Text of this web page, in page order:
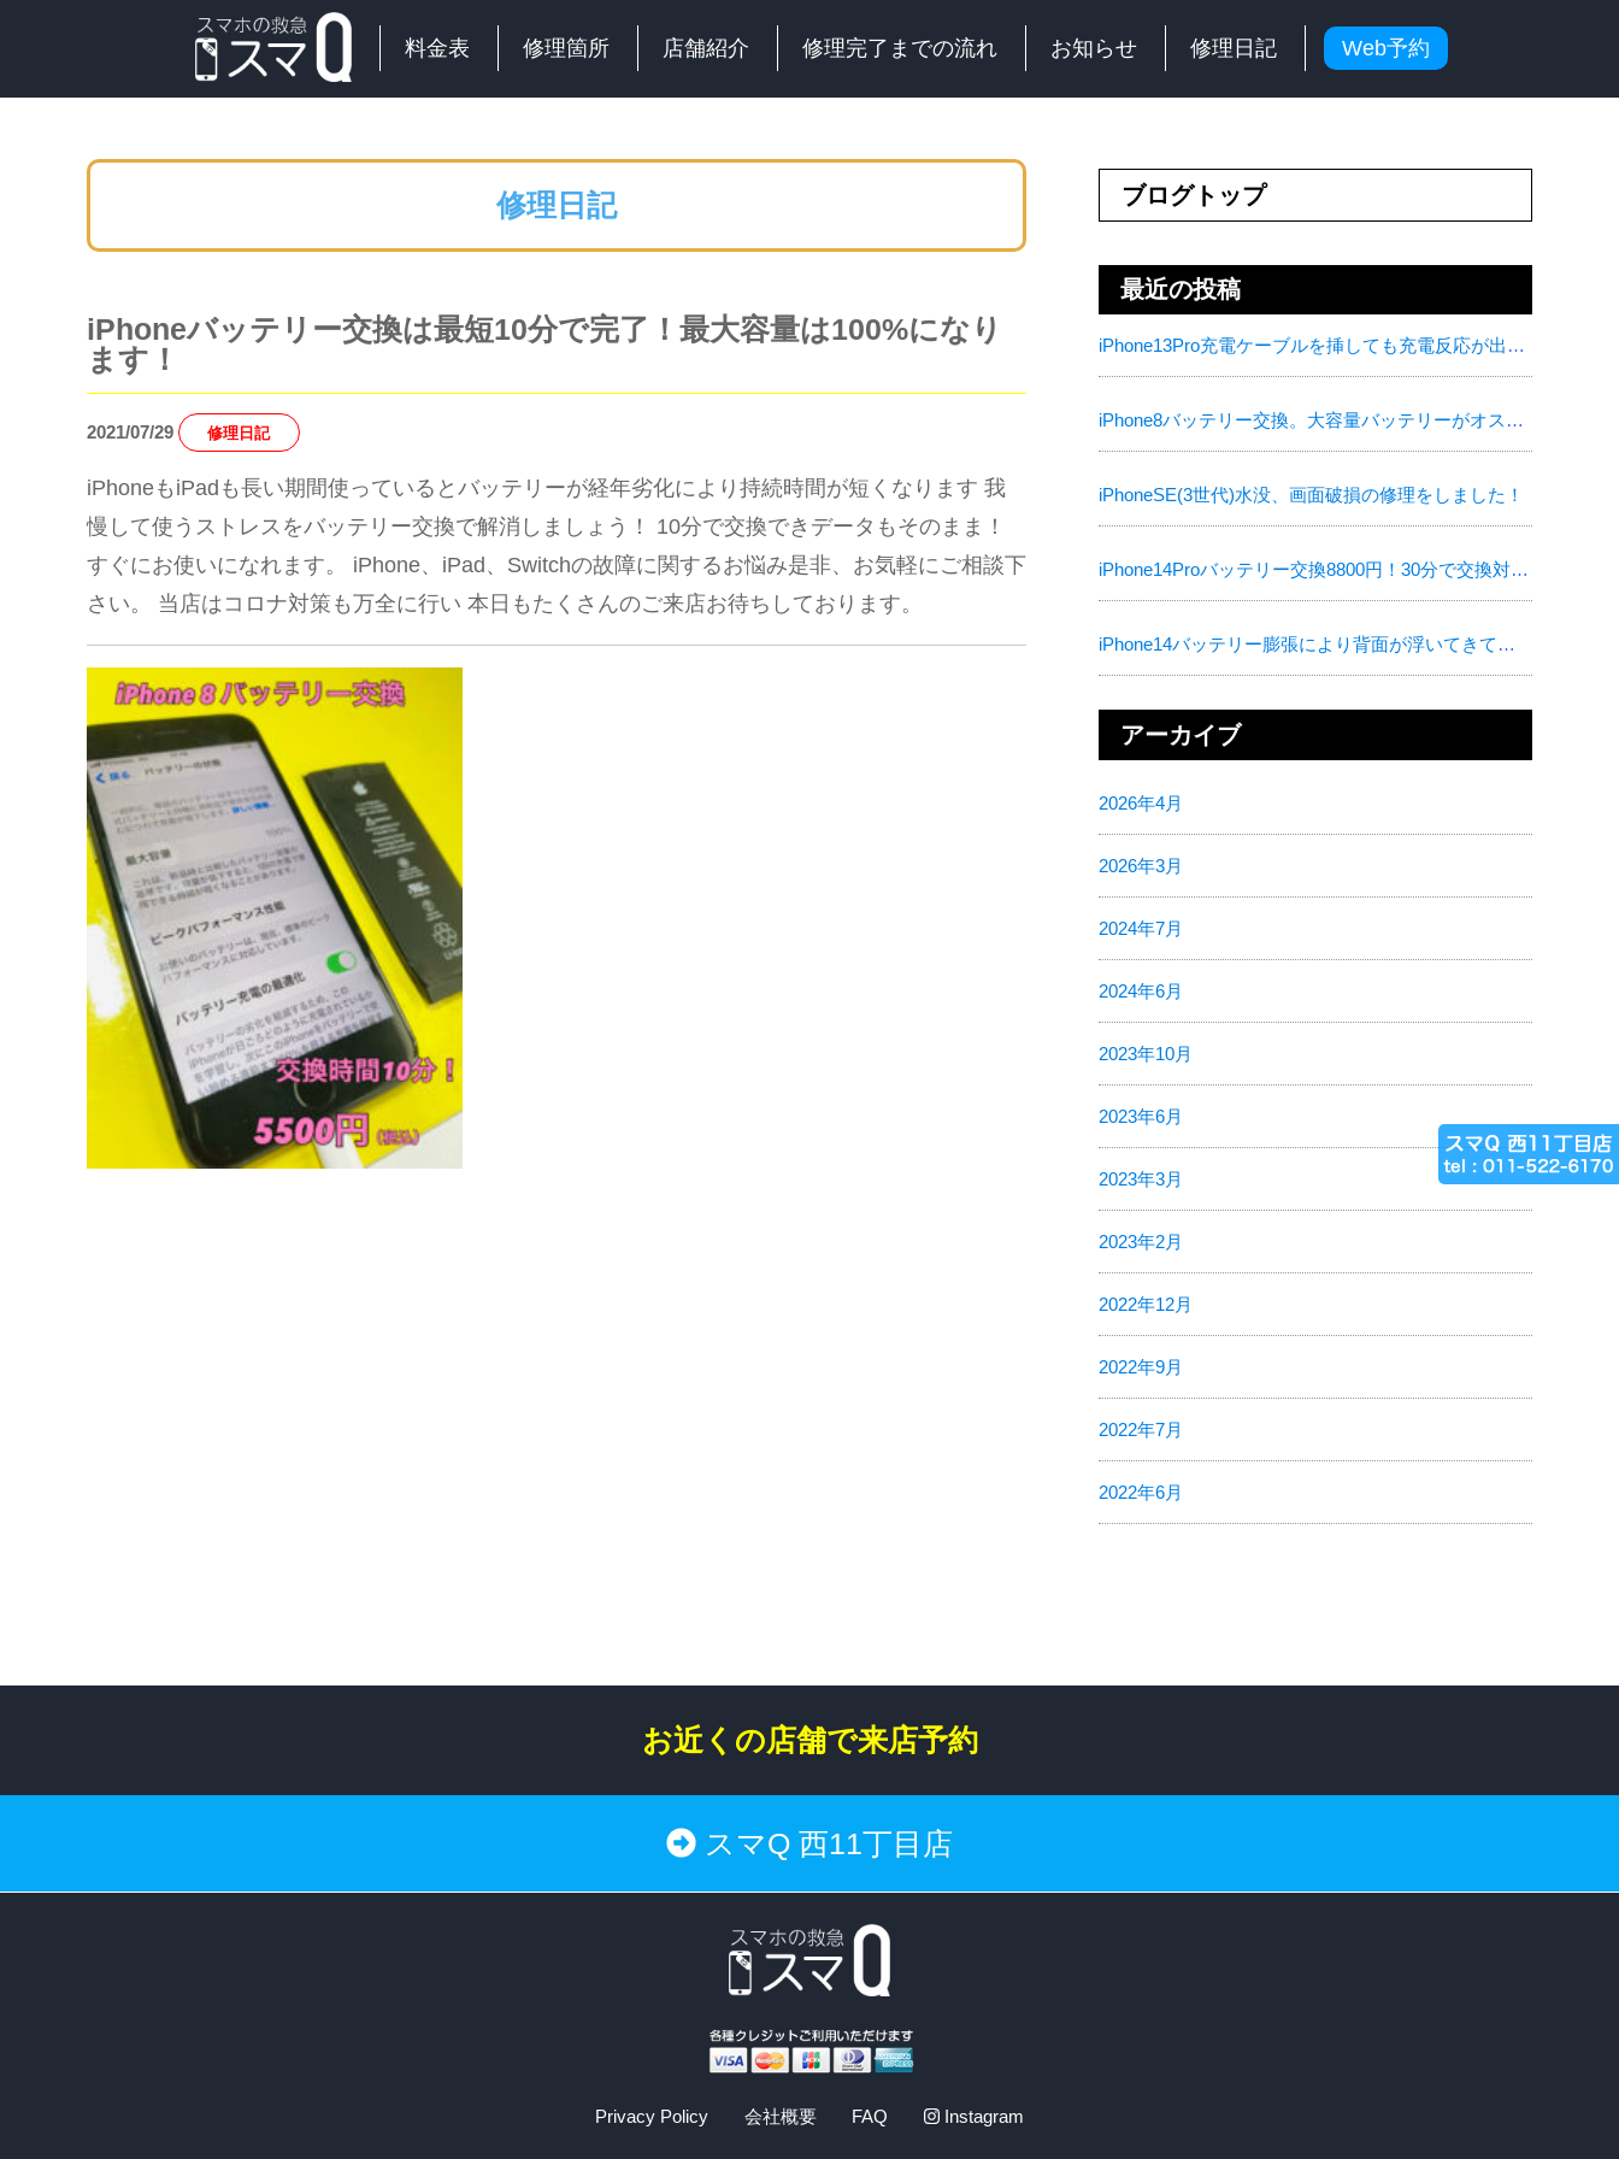
料金表 修理箇所 店舗紹介 修理完了までの流れ お知らせ 修理日記 Web予約
修理日記
iPhoneバッテリー交換は最短10分で完了！最大容量は100%になり
ます！
2021/07/29 修理日記
iPhoneもiPadも長い期間使っているとバッテリーが経年劣化により持続時間が短くなります 我
慢して使うストレスをバッテリー交換で解消しましょう！ 10分で交換できデータもそのまま！
すぐにお使いになれます。 iPhone、iPad、Switchの故障に関するお悩み是非、お気軽にご相談下
さい。 当店はコロナ対策も万全に行い 本日もたくさんのご来店お待ちしております。
ブログトップ
最近の投稿
iPhone13Pro充電ケーブルを挿しても充電反応が出ない！その症状修理可能です！
iPhone8バッテリー交換。大容量バッテリーがオススメです！
iPhoneSE(3世代)水没、画面破損の修理をしました！
iPhone14Proバッテリー交換8800円！30分で交換対応致しました！
iPhone14バッテリー膨張により背面が浮いてきてました！
アーカイブ
2026年4月
2026年3月
2024年7月
2024年6月
2023年10月
2023年6月
2023年3月
2023年2月
2022年12月
2022年9月
2022年7月
2022年6月
お近くの店舗で来店予約
スマQ 西11丁目店
Privacy Policy 会社概要 FAQ Instagram